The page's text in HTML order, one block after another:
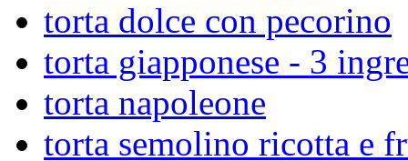
torta dolce con pecorino
torta giapponese - 3
torta napoleone
torta semolino ricotta e